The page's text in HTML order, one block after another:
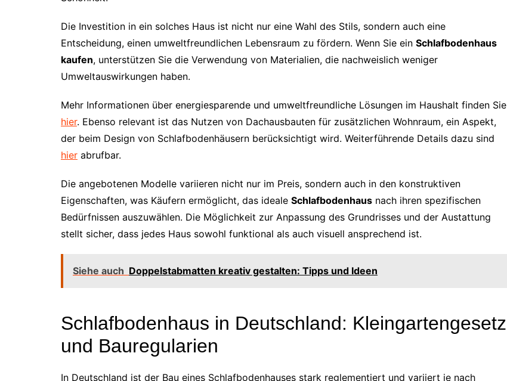
Die Investition in ein solches Haus ist nicht nur eine Wahl des Stils, sondern auch eine
Entscheidung, einen umweltfreundlichen Lebensraum zu fördern. Wenn Sie ein Schlafbodenhaus
kaufen, unterstützen Sie die Verwendung von Materialien, die nachweislich weniger
Umweltauswirkungen haben.
Mehr Informationen über energiesparende und umweltfreundliche Lösungen im Haushalt finden Sie
hier. Ebenso relevant ist das Nutzen von Dachausbauten für zusätzlichen Wohnraum, ein Aspekt,
der beim Design von Schlafbodenhäusern berücksichtigt wird. Weiterführende Details dazu sind
hier abrufbar.
Die angebotenen Modelle variieren nicht nur im Preis, sondern auch in den konstruktiven
Eigenschaften, was Käufern ermöglicht, das ideale Schlafbodenhaus nach ihren spezifischen
Bedürfnissen auszuwählen. Die Möglichkeit zur Anpassung des Grundrisses und der Austattung
stellt sicher, dass jedes Haus sowohl funktional als auch visuell ansprechend ist.
Siehe auch Doppelstabmatten kreativ gestalten: Tipps und Ideen
Schlafbodenhaus in Deutschland: Kleingartengesetz
und Bauregularien
In Deutschland ist der Bau eines Schlafbodenhauses stark reglementiert und variiert je nach